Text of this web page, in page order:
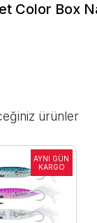
Color Box
ürünler